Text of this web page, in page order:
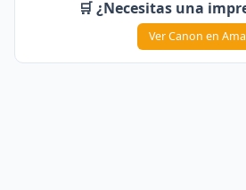
🛒 ¿Necesitas una
Ver Canon en